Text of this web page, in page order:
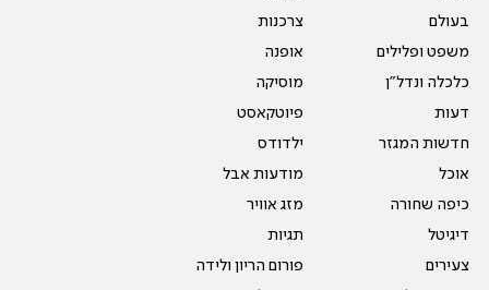
בעולם
משפט ופלילים
כלכלה ונדל"ן
דעות
חדשות המגזר
אוכל
כיפה שחורה
דיגיטל
צעירים
צרכנות
אופנה
מוסיקה
פיוטקאסט
ילדודס
מודעות אבל
מזג אוויר
תגיות
פורום הריון ולידה